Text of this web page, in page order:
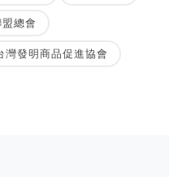
總會
灣發明商品促進協會